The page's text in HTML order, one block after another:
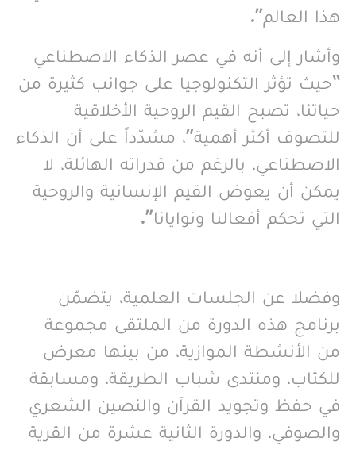
هذا العالم”.
وأشار إلى أنه في عصر الذكاء الاصطناعي
“حيث تؤثر التكنولوجيا على جوانب كثيرة من
حياتنا، تصبح القيم الروحية الأخلاقية
للتصوف أكثر أهمية”، مشدّداً على أن الذكاء
الاصطناعي، بالرغم من قدراته الهائلة، لا
يمكن أن يعوض القيم الإنسانية والروحية
التي تحكم أفعالنا ونوايانا”.
وفضلا عن الجلسات العلمية، يتضمّن
برنامج هذه الدورة من الملتقى مجموعة
من الأنشطة الموازية، من بينها معرض
للكتاب، ومنتدى شباب الطريقة، ومسابقة
في حفظ وتجويد القرآن والنصين الشعري
والصوفي، والدورة الثانية عشرة من القرية